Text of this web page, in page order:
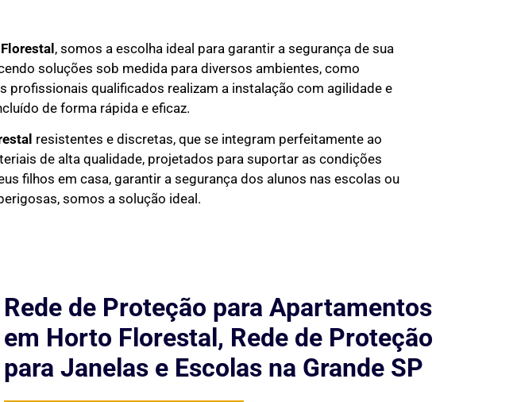
, somos a escolha ideal para garantir a segurança de sua
soluções sob medida para diversos ambientes, como
profissionais qualificados realizam a instalação com agilidade e
de forma rápida e eficaz.
resistentes e discretas, que se integram perfeitamente ao
de alta qualidade, projetados para suportar as condições
filhos em casa, garantir a segurança dos alunos nas escolas ou
somos a solução ideal.
Rede de Proteção para Apartamentos
em Horto Florestal, Rede de Proteção
para Janelas e Escolas na Grande SP